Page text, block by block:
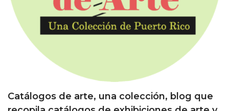
Catálogos de arte, una colección, blog que